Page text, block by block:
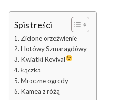
Spis treści
Zielone orzeźwienie
Hotówy Szmaragdówy
Kwiatki Revival
Łączka
Mroczne ogrody
Kamea z różą